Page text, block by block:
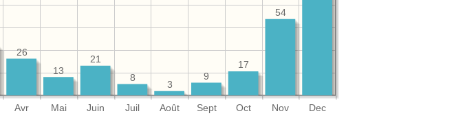
Avr Mai Juin Juil Août Sept Oct Nov Dec
54
17
9
3
8
21
13
26